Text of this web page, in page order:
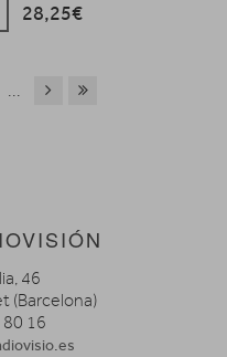
28,25€
...
46
(Barcelona)
16